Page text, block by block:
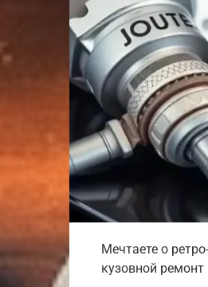
Мечтаете о
кузовной ремонт